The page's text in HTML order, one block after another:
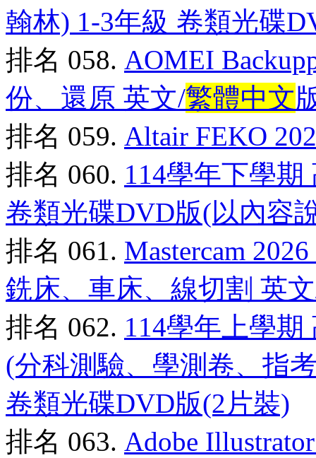
翰林) 1-3年級 卷類光碟
排名 058. AOMEI
份、還原 英文/繁體中文
排名 059. Altair FEKO
排名 060. 114學年下學
卷類光碟DVD版(以內容
排名 061. Mastercam
銑床、車床、線切割 英
排名 062. 114學年上學
(分科測驗、學測卷、指
卷類光碟DVD版(2片裝)
排名 063. Adobe